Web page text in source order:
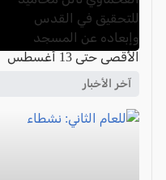
آخر الأخبار